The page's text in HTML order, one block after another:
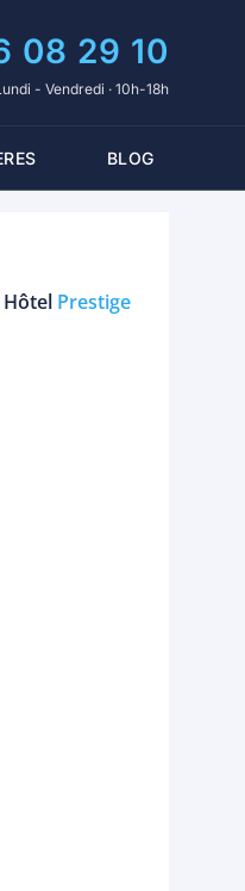
08 29 10
- Vendredi · 10h-18h
BLOG
Hôtel Prestige